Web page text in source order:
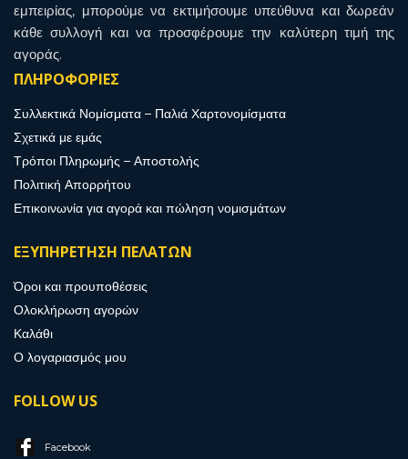
εμπειρίας, μπορούμε να εκτιμήσουμε υπεύθυνα και δωρεάν
κάθε συλλογή και να προσφέρουμε την καλύτερη τιμή της
αγοράς.
ΠΛΗΡΟΦΟΡΙΕΣ
Συλλεκτικά Νομίσματα – Παλιά Χαρτονομίσματα
Σχετικά με εμάς
Τρόποι Πληρωμής – Αποστολής
Πολιτική Απορρήτου
Επικοινωνία για αγορά και πώληση νομισμάτων
ΕΞΥΠΗΡΕΤΗΣΗ ΠΕΛΑΤΩΝ
Όροι και προυποθέσεις
Ολοκλήρωση αγορών
Καλάθι
Ο λογαριασμός μου
FOLLOW US
Facebook